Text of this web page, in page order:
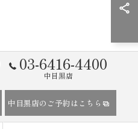
03-6416-4400
中目黒店
中目黒店のご予約はこちら